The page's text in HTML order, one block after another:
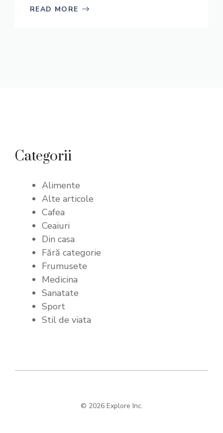
READ MORE
Categorii
Alimente
Alte articole
Cafea
Ceaiuri
Din casa
Fără categorie
Frumusete
Medicina
Sanatate
Sport
Stil de viata
© 2026 Explore Inc.